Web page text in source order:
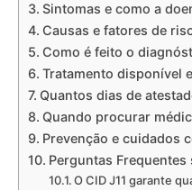
Sintomas e como a
Causas e fatores de
Como é feito o
Tratamento disponível
Quantos dias de
Quando procurar
Prevenção e cuidados
Perguntas Frequentes
O CID J11 garante